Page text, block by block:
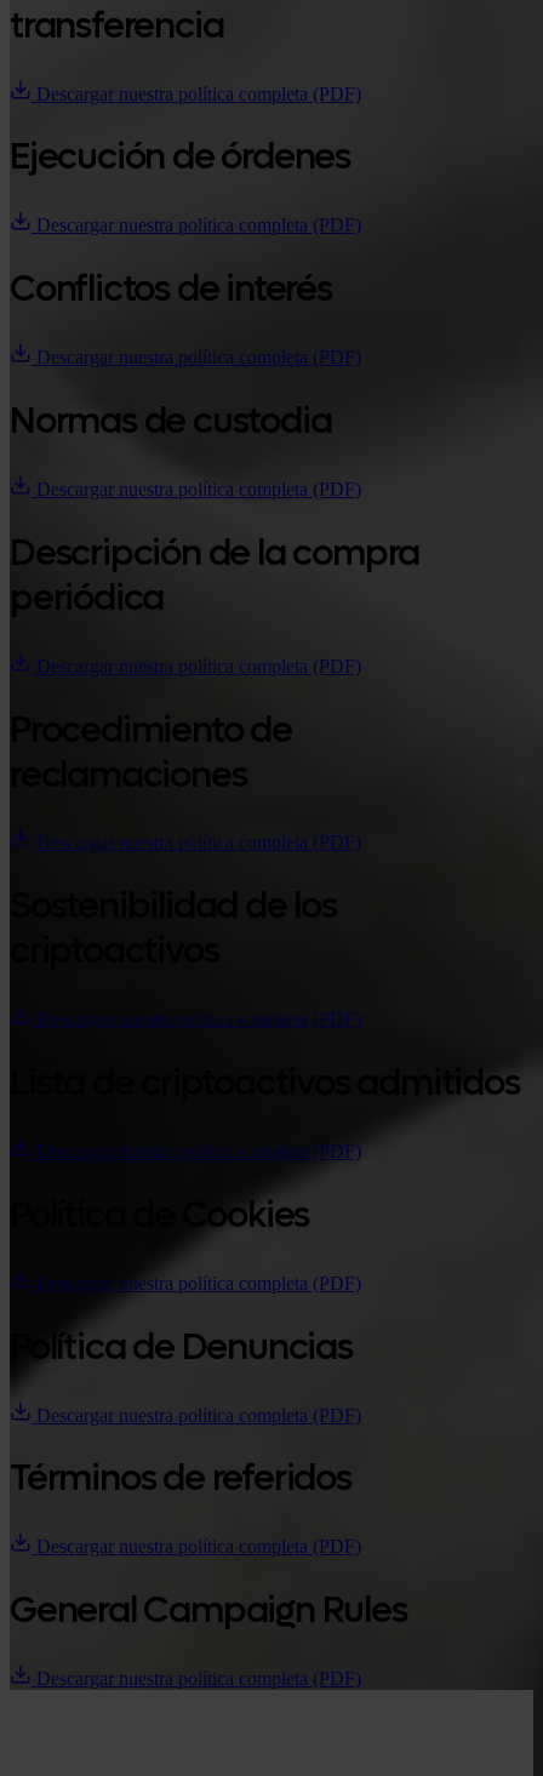
transferencia
Descargar nuestra política completa (PDF)
Ejecución de órdenes
Descargar nuestra política completa (PDF)
Conflictos de interés
Descargar nuestra política completa (PDF)
Normas de custodia
Descargar nuestra política completa (PDF)
Descripción de la compra
periódica
Descargar nuestra política completa (PDF)
Procedimiento de
reclamaciones
Descargar nuestra política completa (PDF)
Descargar nuestra política completa (PDF)
Lista de criptoactivos admitidos
Descargar nuestra política completa (PDF)
Política de Cookies
Descargar nuestra política completa (PDF)
Política de Denuncias
Descargar nuestra política completa (PDF)
Términos de referidos
Descargar nuestra política completa (PDF)
General Campaign Rules
Descargar nuestra política completa (PDF)